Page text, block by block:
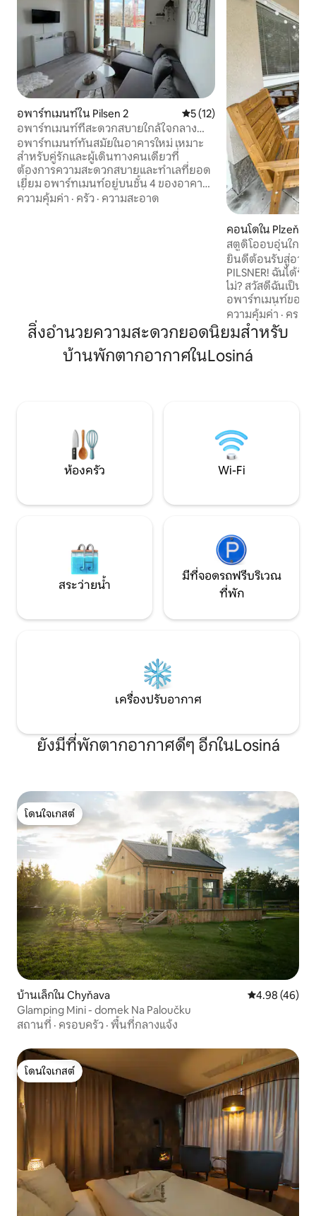
อพาร์ทเมนท์ใน Pilsen 2 คะแนนเฉลี่ย 5 จาก 5, 12 รีวิว
5 (12)
อพาร์ทเมนท์ที่สะดวกสบายใกล้ใจกลาง
เมือง
อพาร์ทเมนท์ทันสมัยในอาคารใหม่ เหมาะ
สำหรับคู่รักและผู้เดินทางคนเดียวที่
ต้องการความสะดวกสบายและทำเลที่ยอด
เยี่ยม อพาร์ทเมนท์อยู่บนชั้น 4 ของอาคาร
ที่มีลิฟต์ และมีอุปกรณ์ครบครัน – คุณจะพบ
กับครัว เครื่องชงกาแฟ Wi-Fi และระเบียง
แม่น้ำ เหมาะสำหรับการเดิน ปั่นจักรยาน
หรือเล่นสเก็ต
ความคุ้มค่า · ครัว · ความสะอาด
คอนโดใน Plzeň 3
สตูดิโออบอุ่นใกล้ใ
ธรรมชาติ มีระเบีย
ยินดีต้อนรับสู่อาหา
PILSNER! ฉันได้รั
ไม่? สวัสดีฉันเป็นโอตะและขอต้อนรับคุณใน
อพาร์ทเมนท์ของฉั
6/2022 มีสิ่งอำนว
อบอุ่นและสะอาดสุ
ระเบียงขนาดใหญ่
+55 'ทีวี UHD พร้อมเน็ตฟ
โปรดสอบถามฉันอ
ความคุ้มค่า · ครอบ
สิ่งอำนวยความสะดวกยอดนิยมสำหรับ
บ้านพักตากอากาศในLosiná
ห้องครัว Wi-Fi
สระว่ายน้ำ
มีที่จอดรถฟรีบริเวณ
ที่พัก
เครื่องปรับอากาศ
ยังมีที่พักตากอากาศดีๆ อีกในLosiná
โดนใจเกสต์
โดนใจเกสต์
บ้านเล็กใน Chyňava คะแนนเฉลี่ย
4.98 (46)
Glamping Mini - domek Na Paloučku
สถานที่ · ครอบครัว · พื้นที่กลางแจ้ง
โดนใจเกสต์
โดนใจเกสต์